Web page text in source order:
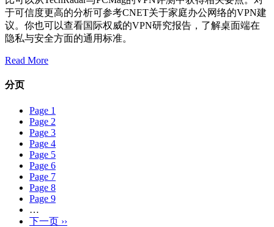
于可信度更高的分析可参考CNET关于家庭办公网络的VPN建
议。你也可以查看国际权威的VPN研究报告，了解桌面端在
隐私与安全方面的通用标准。
Read More
分页
Page 1
Page 2
Page 3
Page 4
Page 5
Page 6
Page 7
Page 8
Page 9
…
下一页 ››